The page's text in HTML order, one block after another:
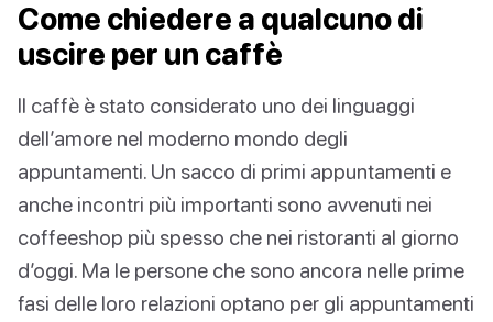
Come chiedere a qualcuno di
uscire per un caffè
Il caffè è stato considerato uno dei linguaggi
dell’amore nel moderno mondo degli
appuntamenti. Un sacco di primi appuntamenti e
anche incontri più importanti sono avvenuti nei
coffeeshop più spesso che nei ristoranti al giorno
d’oggi. Ma le persone che sono ancora nelle prime
fasi delle loro relazioni optano per gli appuntamenti